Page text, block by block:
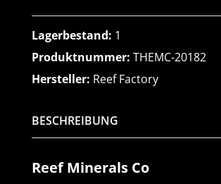
Lagerbestand: 1
Produktnummer: THEMC-20182
Hersteller: Reef Factory
BESCHREIBUNG
Reef Minerals Co